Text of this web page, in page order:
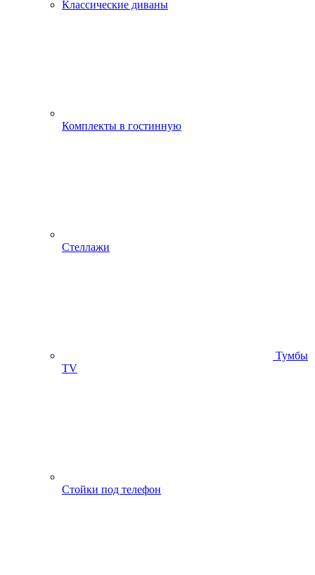
Классические диваны
Комплекты в гостинную
Стеллажи
Тумбы
ТV
Стойки под телефон